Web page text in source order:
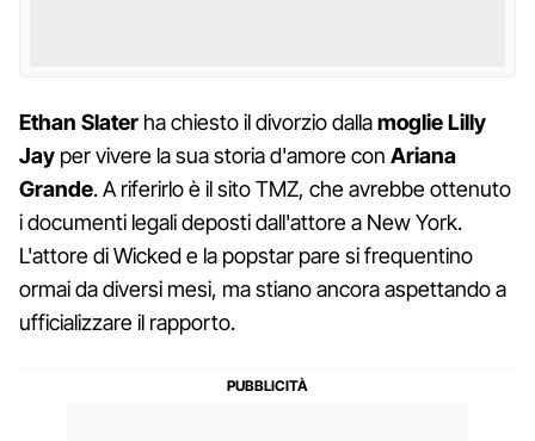
Ethan Slater ha chiesto il divorzio dallamoglie Lilly
Jay per vivere la sua storia d'amore con Ariana
Grande. A riferirlo è il sito TMZ, che avrebbe ottenuto
i documenti legali deposti dall'attore a New York.
L'attore di Wicked e la popstar pare si frequentino
ormai da diversi mesi, ma stiano ancora aspettando a
ufficializzare il rapporto.